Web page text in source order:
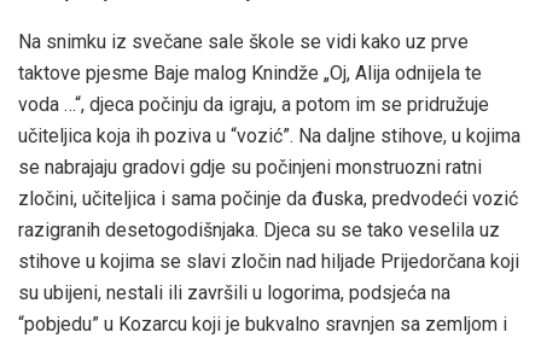
Na snimku iz svečane sale škole se vidi kako uz prve
taktove pjesme Baje malog Knindže „Oj, Alija odnijela te
voda …“, djeca počinju da igraju, a potom im se pridružuje
učiteljica koja ih poziva u “vozić”. Na daljne stihove, u kojima
se nabrajaju gradovi gdje su počinjeni monstruozni ratni
zločini, učiteljica i sama počinje da đuska, predvodeći vozić
razigranih desetogodišnjaka. Djeca su se tako veselila uz
stihove u kojima se slavi zločin nad hiljade Prijedorčana koji
su ubijeni, nestali ili završili u logorima, podsjeća na
“pobjedu” u Kozarcu koji je bukvalno sravnjen sa zemljom i